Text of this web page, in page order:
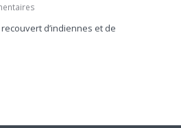
d’indiennes et de